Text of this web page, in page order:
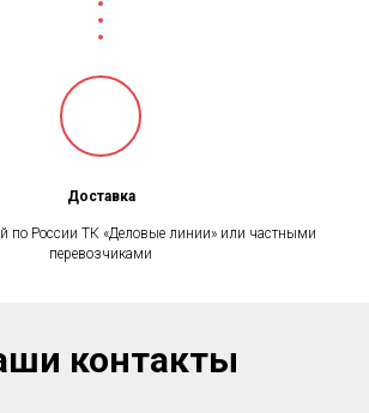
Доставка
по России ТК «Деловые линии» или частными
перевозчиками
контакты